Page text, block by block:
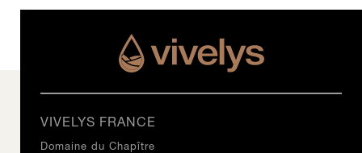
VIVELYS FRANCE
Domaine du Chapître